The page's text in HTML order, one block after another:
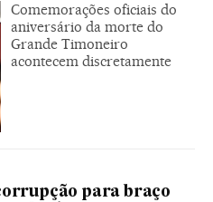
Comemorações oficiais do
aniversário da morte do
Grande Timoneiro
acontecem discretamente
para braço